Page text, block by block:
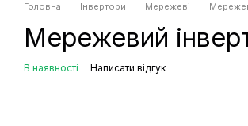
Головна Інвертори Мережеві
Мережевий
В наявності Написати відгук